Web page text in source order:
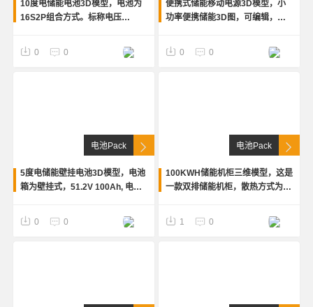
10度电储能电池3D模型，电池为
16S2P组合方式。标称电压
适合多款100Ah品牌电芯。STP格
0 0 Zzz
便携式储能移动电源3D模型，小
功率便携储能3D图，可编辑，包
BMS,PSDR逆变器，PD板，输入/
输出小板，CREO格式
0 0
电池Pack
5度电储能壁挂电池3D模型，电池
箱为壁挂式，51.2V 100Ah, 电气
STP通用格式
0 0 Zzz
电池Pack
100KWH储能机柜三维模型，这是
一款双排储能机柜，散热方式为自
51.2V300Ah，电芯之间有散热蜂
窝铝板，stp格式
1 0